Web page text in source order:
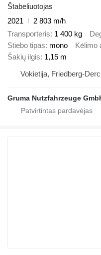
Štabeliuotojas
2021
2 803 m/h
Transporteris 1 400 kg
Stiebo tipas mono Kėlimo
Šakių ilgis 1,15 m
Vokietija, Friedberg-
Gruma Nutzfahrzeuge